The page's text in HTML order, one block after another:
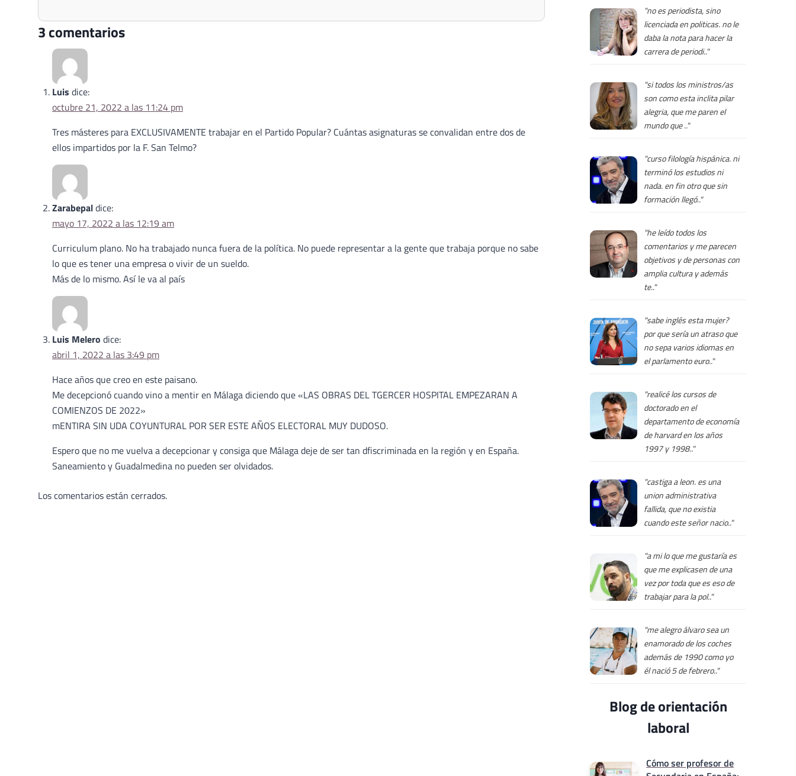
3 comentarios
Luis dice:
octubre 21, 2022 a las 11:24 pm
Tres másteres para EXCLUSIVAMENTE trabajar en el Partido Popular? Cuántas asignaturas se convalidan entre dos de
ellos impartidos por la F. San Telmo?
Zarabepaldice:
mayo 17, 2022 a las 12:19 am
Curriculum plano. No ha trabajado nunca fuera de la política. No puede representar a la gente que trabaja porque no sabe
lo que es tener una empresa o vivir de un sueldo.
Más de lo mismo. Así le va al país
Luis Melero dice:
abril 1, 2022 a las 3:49 pm
Hace años que creo en este paisano.
Me decepcionó cuando vino a mentir en Málaga diciendo que «LAS OBRAS DEL TGERCER HOSPITAL EMPEZARAN A
COMIENZOS DE 2022»
mENTIRA SIN UDA COYUNTURAL POR SER ESTE AÑOS ELECTORAL MUY DUDOSO.
Espero que no me vuelva a decepcionar y consiga que Málaga deje de ser tan dfiscriminada en la región y en España.
Saneamiento y Guadalmedina no pueden ser olvidados.
Los comentarios están cerrados.
"no es periodista, sino
licenciada en politicas. no le
daba la nota para hacer la
carrera de periodi.."
"si todos los ministros/as
son como esta inclita pilar
alegria, que me paren el
mundo que .."
"curso filología hispánica. ni
terminó los estudios ni
nada. en fin otro que sin
formación llegó.."
"he leído todos los
comentarios y me parecen
objetivos y de personas con
amplia cultura y además
te.."
"sabe inglés esta mujer?
por que sería un atraso que
no sepa varios idiomas en
el parlamento euro.."
"realicé los cursos de
doctorado en el
departamento de economía
de harvard en los años
1997 y 1998.."
"castiga a leon. es una
union administrativa
fallida, que no existia
cuando este señor nacio.."
"a mi lo que me gustaría es
que me explicasen de una
vez por toda que es eso de
trabajar para la pol.."
"me alegro álvaro sea un
enamorado de los coches
además de 1990 como yo
él nació 5 de febrero.."
Blog de orientación
laboral
Cómo ser profesor de